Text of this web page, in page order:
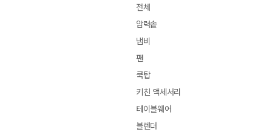
전체
압력솥
냄비
팬
쿡탑
키친 액세서리
테이블웨어
블렌더